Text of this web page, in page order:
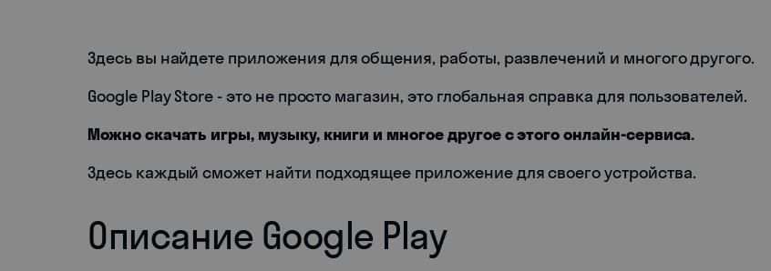
Здесь вы найдете приложения для общения, работы, развлечений и многого другого.
Google Play Store - это не просто магазин, это глобальная справка для пользователей.
Можно скачать игры, музыку, книги и многое другое с этого онлайн-сервиса.
Здесь каждый сможет найти подходящее приложение для своего устройства.
Описание Google Play